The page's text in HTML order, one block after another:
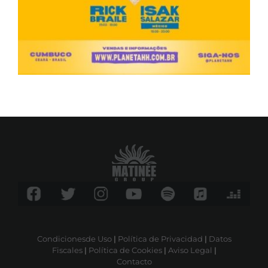
Condicionesde Uso| Política de Privacidad | Datos
Fiscales| Política de Cookies| Aviso Legal |
Contacto